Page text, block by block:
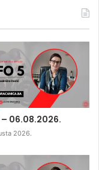
– 06.08.2026.
2026.